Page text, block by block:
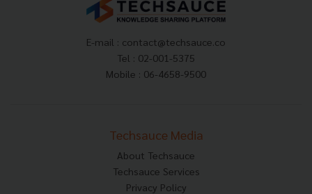
E-mail : contact@techsauce.co
Tel : 02-001-5375
Mobile : 06-4658-9500
Techsauce Media
About Techsauce
Techsauce Services
Privacy Policy